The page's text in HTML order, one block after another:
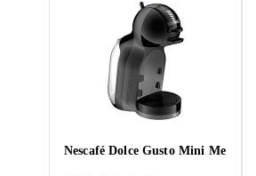
Nescafé Dolce Gusto Mini Me